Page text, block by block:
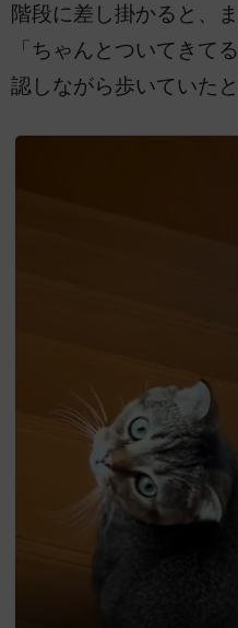
階段に差し掛かると、
「ちゃんとついてきて
認しながら歩いていたと